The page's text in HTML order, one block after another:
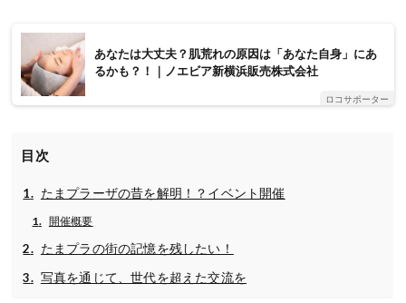
あなたは大丈夫？肌荒れの原因は「あなた自身」にあ
るかも？！｜ノエビア新横浜販売株式会社
ロコサポーター
目次
たまプラーザの昔を解明！？イベント開催
開催概要
たまプラの街の記憶を残したい！
写真を通じて、世代を超えた交流を